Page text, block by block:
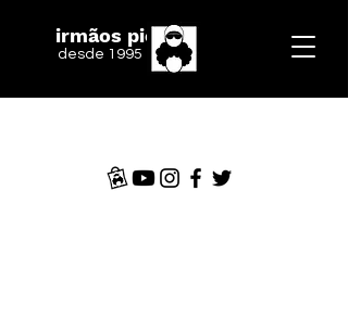
irmãos piologo
desde 1995